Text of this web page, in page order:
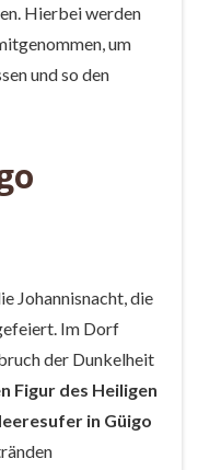
Hierbei werden
um
und so den
Johannisnacht, die
Im Dorf
der Dunkelheit
Figur des Heiligen
in Güigo